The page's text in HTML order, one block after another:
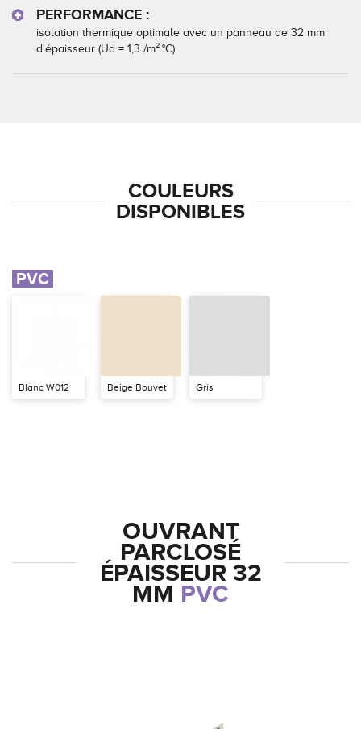
PERFORMANCE :
isolation thermique optimale avec un panneau de 32 mm
d'épaisseur (Ud = 1,3 /m².°C).
COULEURS
DISPONIBLES
PVC
Blanc W012 Beige Bouvet Gris
OUVRANT
PARCLOSÉ
ÉPAISSEUR 32
MM PVC